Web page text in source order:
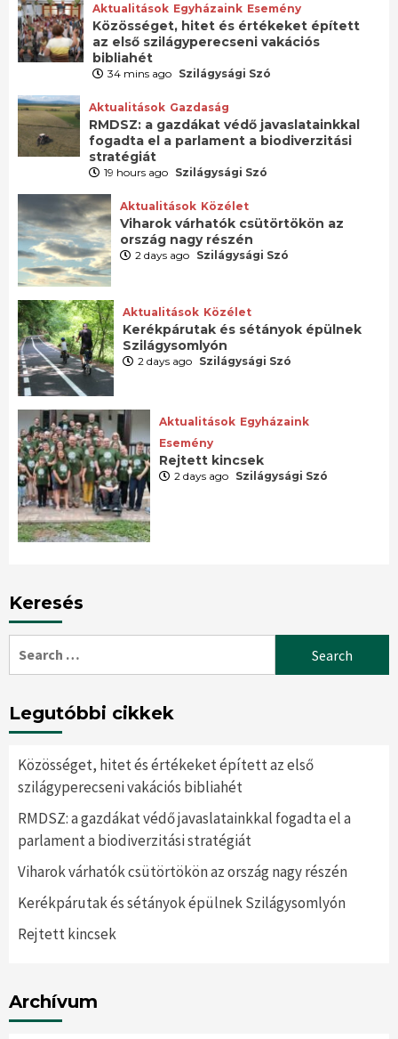
Aktualitások Egyházaink Esemény
Közösséget, hitet és értékeket épített
az első szilágyperecseni vakációs
bibliahét
34 mins ago Szilágysági Szó
Aktualitások Gazdaság
RMDSZ: a gazdákat védő javaslatainkkal
fogadta el a parlament a biodiverzitási
stratégiát
19 hours ago Szilágysági Szó
Aktualitások Közélet
Viharok várhatók csütörtökön az
ország nagy részén
2 days ago Szilágysági Szó
Aktualitások Közélet
Kerékpárutak és sétányok épülnek
Szilágysomlyón
2 days ago Szilágysági Szó
Aktualitások Egyházaink
Esemény
Rejtett kincsek
2 days ago Szilágysági Szó
Keresés
Legutóbbi cikkek
Közösséget, hitet és értékeket épített az első
szilágyperecseni vakációs bibliahét
RMDSZ: a gazdákat védő javaslatainkkal fogadta el a
parlament a biodiverzitási stratégiát
Viharok várhatók csütörtökön az ország nagy részén
Kerékpárutak és sétányok épülnek Szilágysomlyón
Rejtett kincsek
Archívum